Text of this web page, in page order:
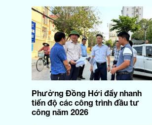
Phường Đồng Hới đẩy nhanh
tiến độ các công trình đầu tư
công năm 2026